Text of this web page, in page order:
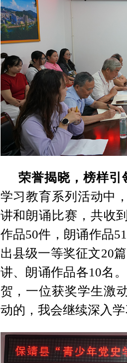
荣誉揭晓，榜样引
学习教育系列活动中
讲和朗诵比赛，共收
作品50件，朗诵作品
出县级一等奖征文20
讲、朗诵作品各10名
贺，一位获奖学生激
动的，我会继续深入